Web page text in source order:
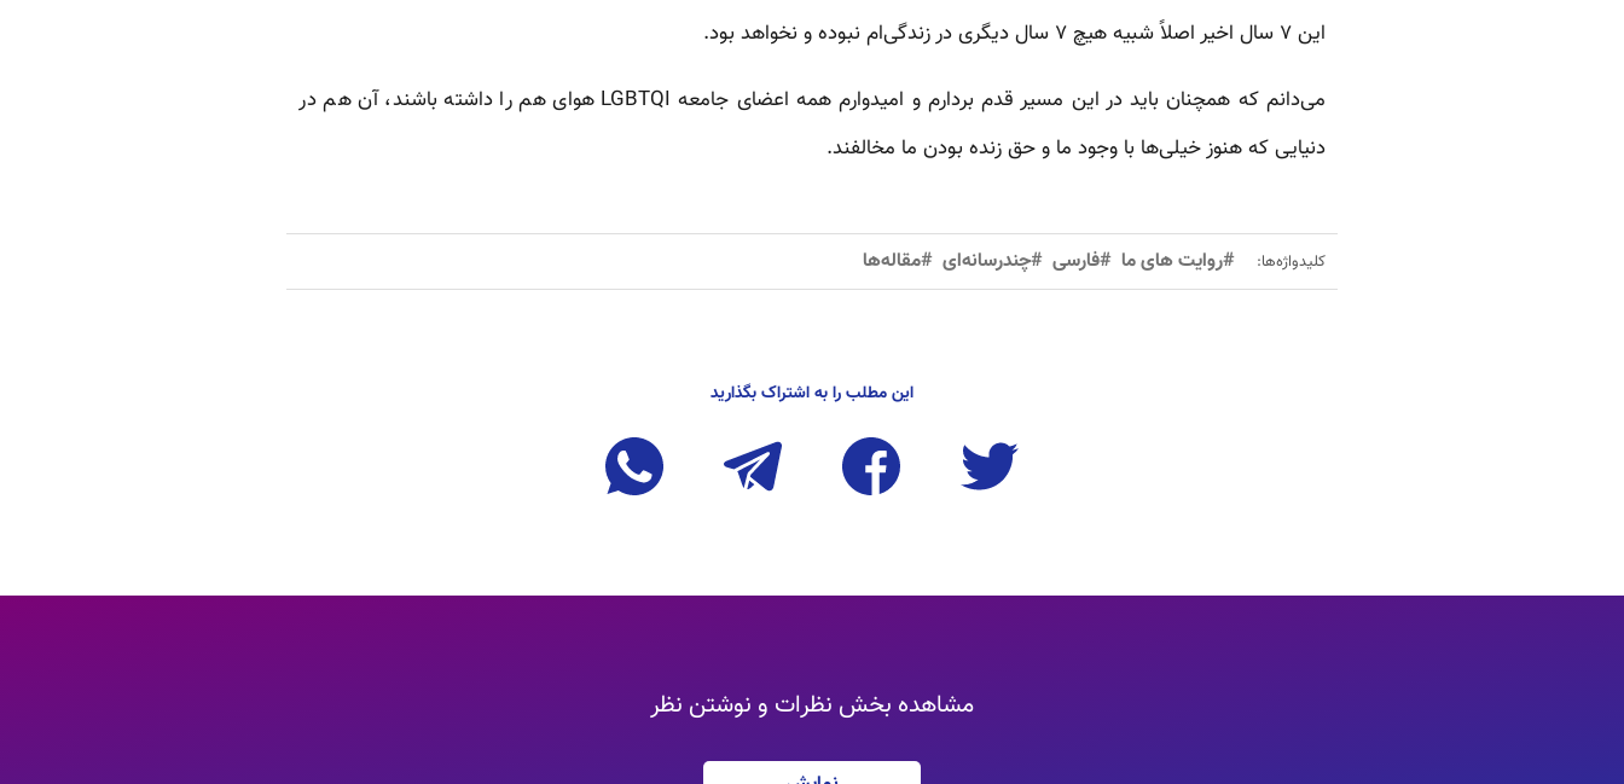
این ۷ سال اخیر اصلاً شبیه هیچ ۷ سال دیگری در زندگی‌ام نبوده و نخواهد بود.
می‌دانم که همچنان باید در این مسیر قدم بردارم و امیدوارم همه اعضای جامعه LGBTQI هوای هم را داشته باشند، آن هم در
دنیایی که هنوز خیلی‌ها با وجود ما و حق زنده بودن ما مخالفند.
کلیدواژه‌ها: #روایت های ما #فارسی #چندرسانه‌ای #مقاله‌ها
این مطلب را به اشتراک بگذارید
مشاهده بخش نظرات و نوشتن نظر